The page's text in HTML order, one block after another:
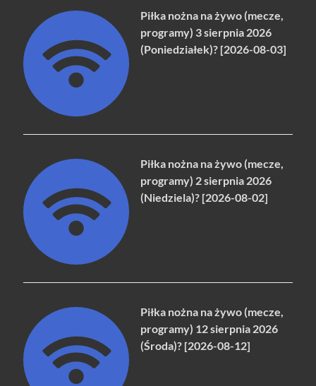
Piłka nożna na żywo (mecze,
programy) 3 sierpnia 2026
(Poniedziałek)? [2026-08-03]
Piłka nożna na żywo (mecze,
programy) 2 sierpnia 2026
(Niedziela)? [2026-08-02]
Piłka nożna na żywo (mecze,
programy) 12 sierpnia 2026
(Środa)? [2026-08-12]